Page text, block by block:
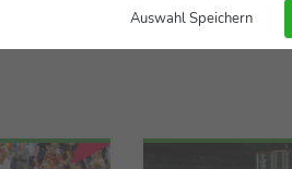
Auswahl Speichern